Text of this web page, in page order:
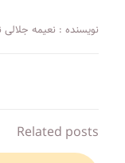
نویسنده : نعیمه جلالی
Related posts